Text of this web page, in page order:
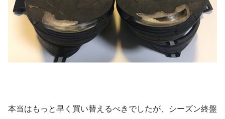
本当はもっと早く買い替えるべきでしたが、シーズン終盤